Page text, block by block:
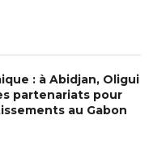
: à Abidjan, Oligui
partenariats pour
au Gabon